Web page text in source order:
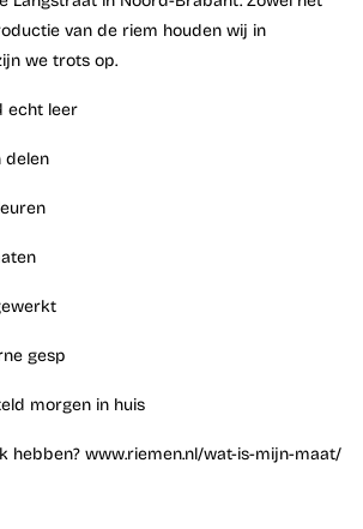
van de riem houden wij in
we trots op.
echt leer
delen
gesp
morgen in huis
hebben? www.riemen.nl/wat-is-mijn-maat/